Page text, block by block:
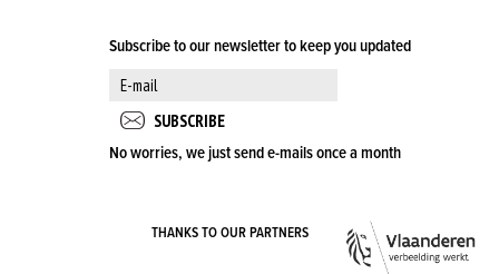
Subscribe to our newsletter to keep you updated
No worries, we just send e-mails once a month
THANKS TO OUR PARTNERS